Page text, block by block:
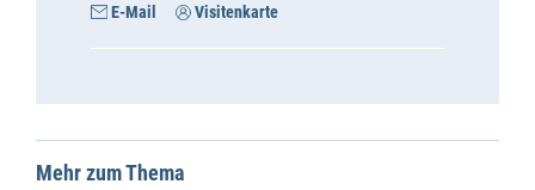
E-Mail Visitenkarte
Mehr zum Thema